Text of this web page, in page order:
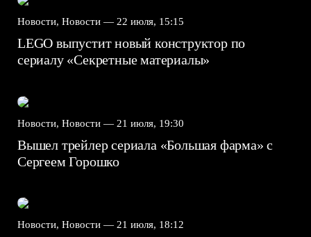
Новости, Новости — 22 июля, 15:15
LEGO выпустит новый конструктор по
сериалу «Секретные материалы»
Новости, Новости — 21 июля, 19:30
Вышел трейлер сериала «Большая фарма» с
Сергеем Горошко
Новости, Новости — 21 июля, 18:12